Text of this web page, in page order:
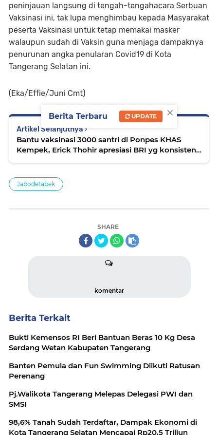
peninjauan langsung di tengah-tengahacara Serbuan
Vaksinasi ini, tak lupa menghimbau kepada Masyarakat
peserta Vaksinasi untuk tetap memakai masker
walaupun sudah di Vaksin guna menjaga dampaknya
penurunan angka penularan Covid19 di Kota
Tangerang Selatan ini.
(Eka/Effie/Juni Cmt)
Artikel Selanjutnya
Bantu vaksinasi 3000 santri di Ponpes KHAS
Kempek, Erick Thohir apresiasi BRI yg konsisten
Jabodetabek
SHARE
komentar
Berita Terkait
Bukti Kemensos RI Beri Bantuan Beras 10 Kg Desa
Serdang Wetan Kabupaten Tangerang
Banten Pemula dan Fun Swimming Diikuti Ratusan
Perenang
Pj.Walikota Tangerang Melepas Delegasi PWI dan
SMSI
98,6% Tanah Sudah Terdaftar, Dampak Ekonomi di
Kota Tangerang Selatan Mencapai Rp20,5 Triliun
×
Berita Terbaru UPDATE